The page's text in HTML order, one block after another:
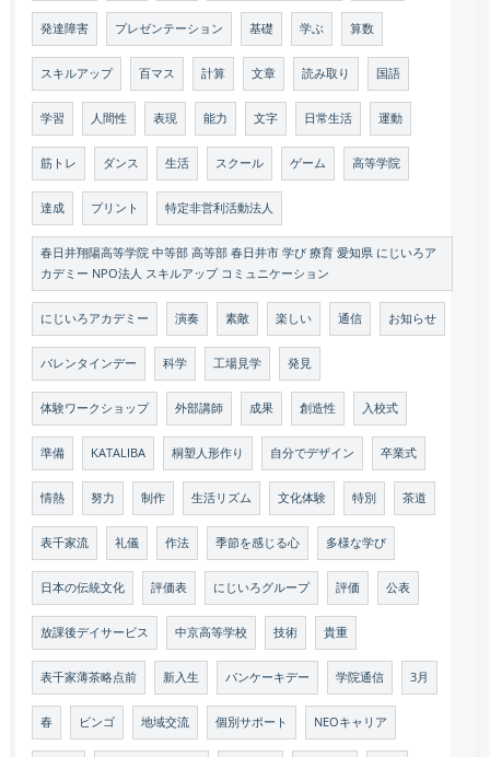
発達障害 プレゼンテーション 基礎 学ぶ 算数
スキルアップ 百マス 計算 文章 読み取り 国語
学習 人間性 表現 能力 文字 日常生活 運動
筋トレ ダンス 生活 スクール ゲーム 高等学院
達成 プリント 特定非営利活動法人
春日井翔陽高等学院 中等部 高等部 春日井市 学び 療育 愛知県 にじいろア
カデミー NPO法人 スキルアップ コミュニケーション
にじいろアカデミー 演奏 素敵 楽しい 通信 お知らせ
バレンタインデー 科学 工場見学 発見
体験ワークショップ 外部講師 成果 創造性 入校式
準備 KATALIBA 桐塑人形作り 自分でデザイン 卒業式
情熱 努力 制作 生活リズム 文化体験 特別 茶道
表千家流 礼儀 作法 季節を感じる心 多様な学び
日本の伝統文化 評価表 にじいろグループ 評価 公表
放課後デイサービス 中京高等学校 技術 貴重
表千家薄茶略点前 新入生 パンケーキデー 学院通信 3月
春 ビンゴ 地域交流 個別サポート NEOキャリア